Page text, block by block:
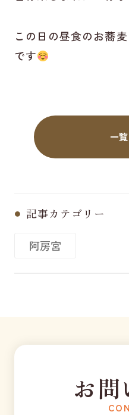
この日の昼食のお蕎
です
一
記事カテゴリー
阿房宮
お問